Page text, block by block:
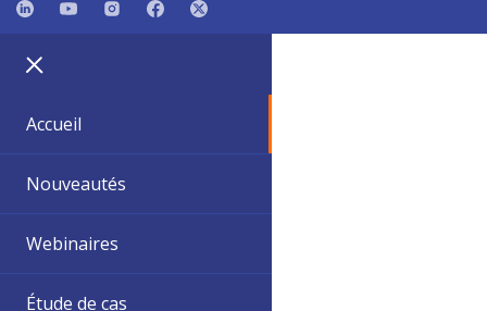
Accueil
Nouveautés
Webinaires
Étude de cas